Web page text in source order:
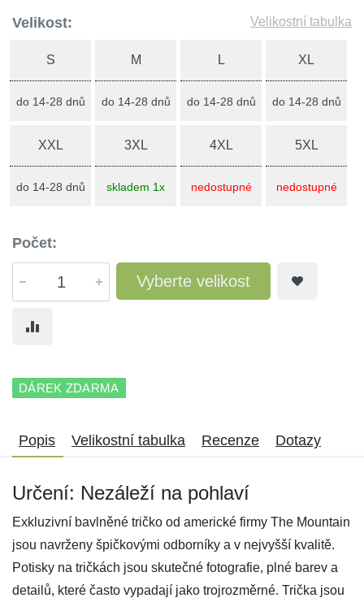
Velikost: Velikostní tabulka
S
do 14-28 dnů
M
do 14-28 dnů
L
do 14-28 dnů
XL
do 14-28 dnů
XXL
do 14-28 dnů
3XL
skladem 1x
4XL
nedostupné
5XL
nedostupné
Počet:
Vyberte velikost
DÁREK ZDARMA
Popis Velikostní tabulka Recenze Dotazy
Určení: Nezáleží na pohlaví
Exkluzivní bavlněné tričko od americké firmy The Mountain
jsou navrženy špičkovými odborníky a v nejvyšší kvalitě.
Potisky na tričkách jsou skutečné fotografie, plné barev a
detailů, které často vypadají jako trojrozměrné. Trička jsou